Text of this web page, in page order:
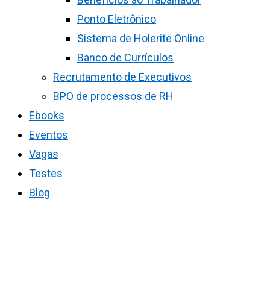
Ponto Eletrônico
Sistema de Holerite Online
Banco de Currículos
Recrutamento de Executivos
BPO de processos de RH
Ebooks
Eventos
Vagas
Testes
Blog